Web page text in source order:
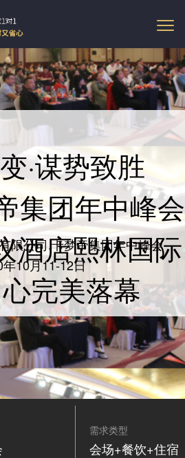
·谋势致胜
集团年中峰会
酒店熙林国际
完美落幕
限公司.卡梦帝集团年中峰会
10月11-12日
需求类型
会场+餐饮+住宿